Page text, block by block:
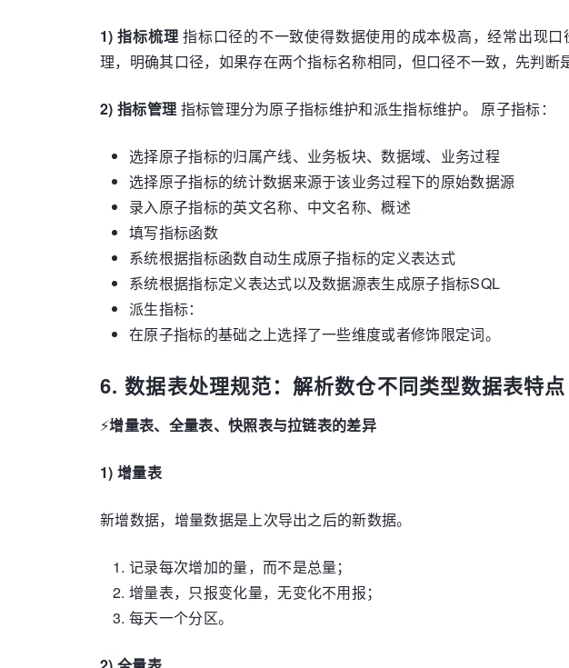
1) 指标梳理 指标口径的不一致使得数据使用的成本极高，经常出现
理，明确其口径，如果存在两个指标名称相同，但口径不一致，先判
2) 指标管理 指标管理分为原子指标维护和派生指标维护。 原子指标：
选择原子指标的归属产线、业务板块、数据域、业务过程
选择原子指标的统计数据来源于该业务过程下的原始数据源
录入原子指标的英文名称、中文名称、概述
填写指标函数
系统根据指标函数自动生成原子指标的定义表达式
系统根据指标定义表达式以及数据源表生成原子指标SQL
派生指标：
在原子指标的基础之上选择了一些维度或者修饰限定词。
6. 数据表处理规范：解析数仓不同类型数据表特点
⚡增量表、全量表、快照表与拉链表的差异
1) 增量表
新增数据，增量数据是上次导出之后的新数据。
记录每次增加的量，而不是总量；
增量表，只报变化量，无变化不用报；
每天一个分区。